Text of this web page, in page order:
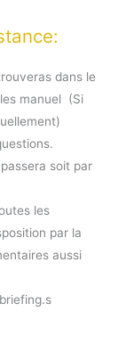
dans le
manuel (Si
soit par
les
par la
aussi